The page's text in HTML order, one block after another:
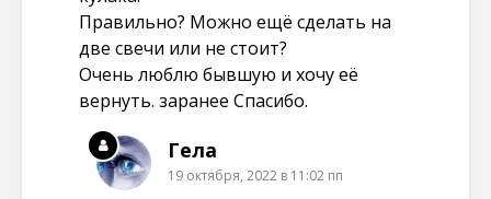
Правильно? Можно ещё сделать на
две свечи или не стоит?
Очень люблю бывшую и хочу её
вернуть. заранее Спасибо.
Гела
19 октября, 2022 в 11:02 пп